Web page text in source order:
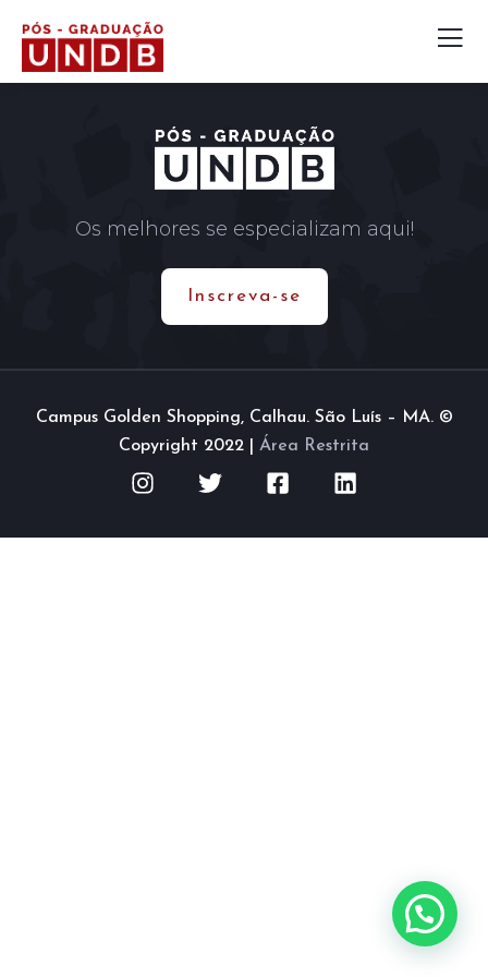
Os melhores se especializam aqui!
Inscreva-se
Campus Golden Shopping, Calhau. São Luís – MA. ©
Copyright 2022 | Área Restrita